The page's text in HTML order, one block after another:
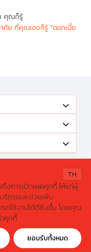
ว โหลดเลย!
X
คุณก็รู้
าศัย ที่คุณเองก็รู้ "ดอกเบี้ย
rights reserved.
นนพระราม 9 เขตห้วยขวาง
เมล :
crm@ghb.co.thเว็บไซต์
TH
ถึงการเปิดเผยคุกกี้ ให้แก่ผู้
การและช่วยเพิ่ม
รถใช้งานได้ดียิ่งขึ้น โดยคุณ
คุกกี้
ยอมรับทั้งหมด